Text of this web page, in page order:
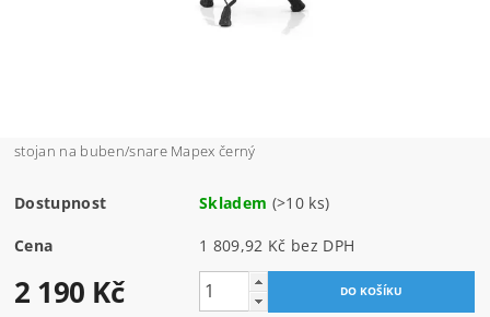
stojan na buben/snare Mapex černý
Dostupnost Skladem (>10 ks)
Cena 1 809,92 Kč bez DPH
2 190 Kč